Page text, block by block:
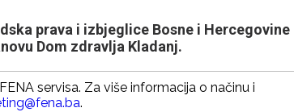
prava i izbjeglice Bosne i Hercegovine
Dom zdravlja Kladanj.
FENA servisa. Za više informacija o načinu i
.